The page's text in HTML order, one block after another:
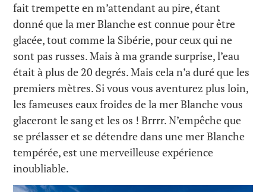
fait trempette en m’attendant au pire, étant
donné que la mer Blanche est connue pour être
glacée, tout comme la Sibérie, pour ceux qui ne
sont pas russes. Mais à ma grande surprise, l’eau
était à plus de 20 degrés. Mais cela n’a duré que les
premiers mètres. Si vous vous aventurez plus loin,
les fameuses eaux froides de la mer Blanche vous
glaceront le sang et les os ! Brrrr. N’empêche que
se prélasser et se détendre dans une mer Blanche
tempérée, est une merveilleuse expérience
inoubliable.